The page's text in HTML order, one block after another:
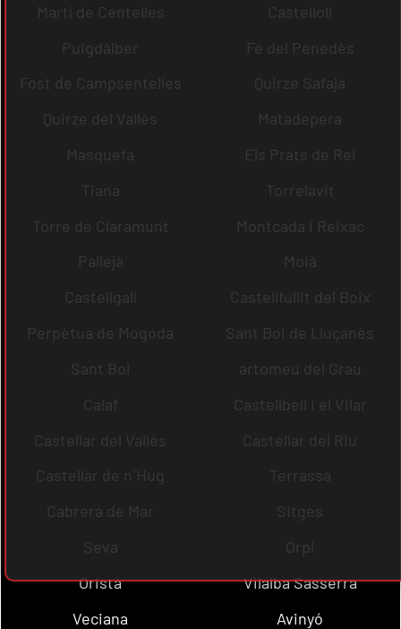
Martí de Centelles
Castellolí
Puigdàlber
Fe del Penedès
Fost de Campsentelles
Quirze Safaja
Quirze del Vallès
Matadepera
Masquefa
Els Prats de Rei
Tiana
Torrelavit
Torre de Claramunt
Montcada i Reixac
Pallejà
Moià
Castellgalí
Castellfullit del Boix
Perpètua de Mogoda
Sant Boi de Lluçanès
Sant Boi
artomeu del Grau
Calaf
Castellbell i el Vilar
Castellar del Vallès
Castellar del Riu
Castellar de n´Hug
Terrassa
Cabrera de Mar
Sitges
Seva
Orpí
Oristà
Vilalba Sasserra
Veciana
Avinyó